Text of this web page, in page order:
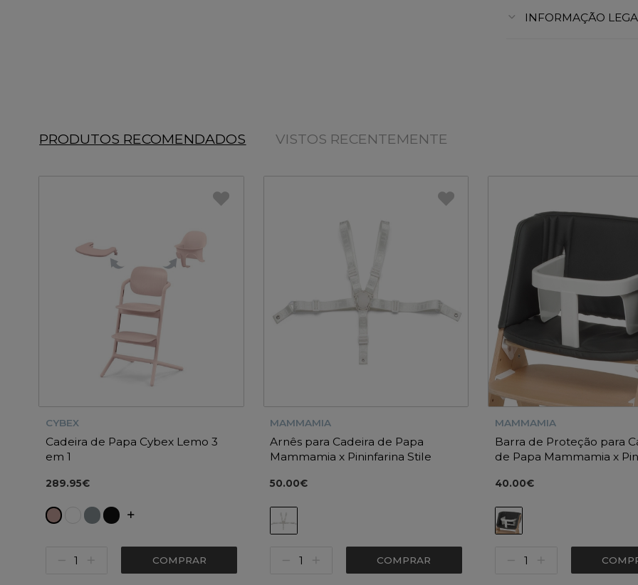
INFORMAÇÃO
PRODUTOS RECOMENDADOS VISTOS RECENTEMENTE
CYBEX
Cadeira de Papa Cybex Lemo 3
em 1
289.95€
COMPRAR
MAMMAMIA
Arnês para Cadeira de Papa
Mammamia x Pininfarina Stile
50.00€
COMPRAR
MAMMAMIA
Barra de Proteção para
de Papa Mammamia x
40.00€